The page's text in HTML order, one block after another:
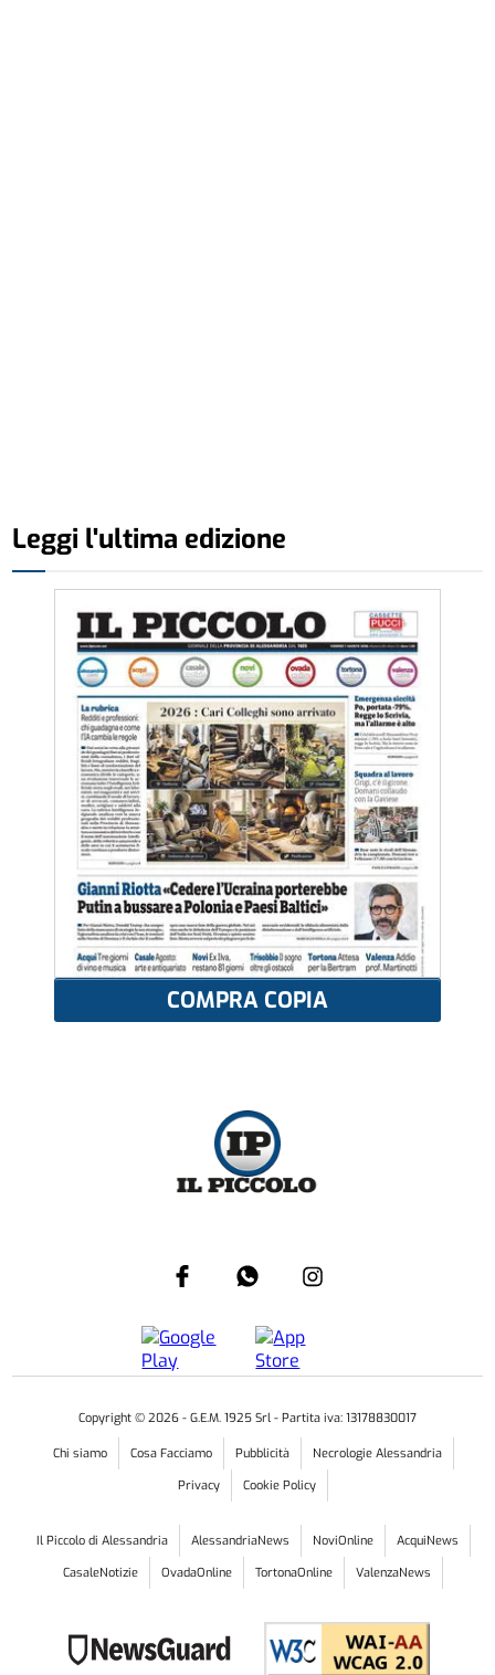
Leggi l'ultima edizione
COMPRA COPIA
Copyright © 2026 - G.E.M. 1925 Srl - Partita iva: 13178830017
Chi siamo Cosa Facciamo Pubblicità
Necrologie Alessandria
Privacy
Cookie Policy
Il Piccolo di Alessandria AlessandriaNews NoviOnline
AcquiNews
CasaleNotizie
OvadaOnline TortonaOnline ValenzaNews